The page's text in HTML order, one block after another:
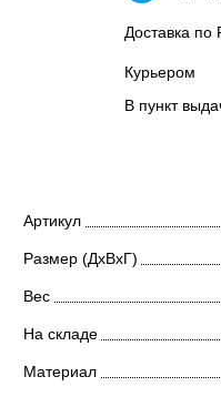
Доставка по
Курьером
В пункт
Артикул
Размер (ДхВхГ)
Вес
На складе
Материал